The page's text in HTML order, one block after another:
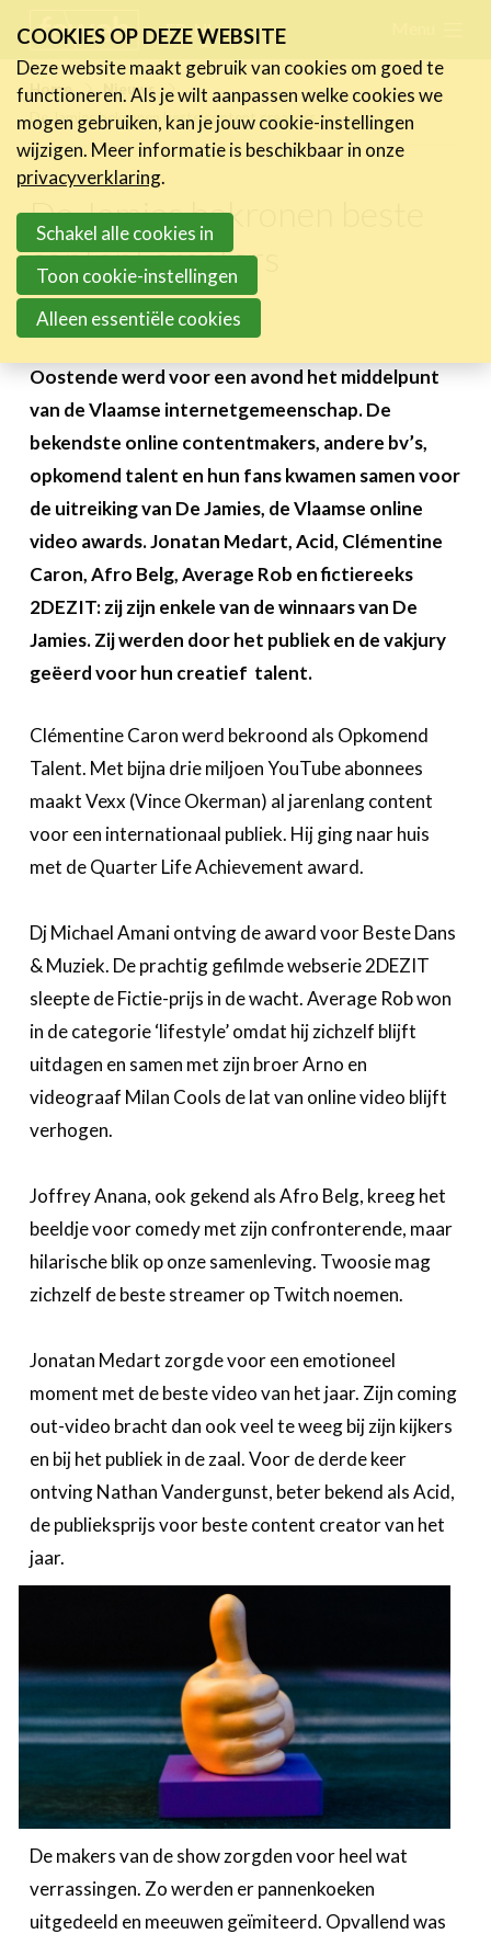
links
Jump
to
navigation
to
main
content
FR NL
Home
Nieuws
De Jamies bekronen beste content creators
De Jamies bekronen beste
content creators
3 februari 2023
Oostende werd voor een avond het middelpunt
van de Vlaamse internetgemeenschap. De
bekendste online contentmakers, andere bv’s,
opkomend talent en hun fans kwamen samen voor
de uitreiking van De Jamies, de Vlaamse online
video awards. Jonatan Medart, Acid, Clémentine
Caron, Afro Belg, Average Rob en fictiereeks
2DEZIT: zij zijn enkele van de winnaars van De
Jamies. Zij werden door het publiek en de vakjury
geëerd voor hun creatief talent.
Clémentine Caron werd bekroond als Opkomend
Talent. Met bijna drie miljoen YouTube abonnees
maakt Vexx (Vince Okerman) al jarenlang content
voor een internationaal publiek. Hij ging naar huis
met de Quarter Life Achievement award.
Dj Michael Amani ontving de award voor Beste Dans
& Muziek. De prachtig gefilmde webserie 2DEZIT
sleepte de Fictie-prijs in de wacht. Average Rob won
in de categorie ‘lifestyle’ omdat hij zichzelf blijft
uitdagen en samen met zijn broer Arno en
videograaf Milan Cools de lat van online video blijft
verhogen.
Joffrey Anana, ook gekend als Afro Belg, kreeg het
beeldje voor comedy met zijn confronterende, maar
hilarische blik op onze samenleving. Twoosie mag
zichzelf de beste streamer op Twitch noemen.
Jonatan Medart zorgde voor een emotioneel
moment met de beste video van het jaar. Zijn coming
out-video bracht dan ook veel te weeg bij zijn kijkers
en bij het publiek in de zaal. Voor de derde keer
ontving Nathan Vandergunst, beter bekend als Acid,
de publieksprijs voor beste content creator van het
jaar.
De makers van de show zorgden voor heel wat
verrassingen. Zo werden er pannenkoeken
uitgedeeld en meeuwen geïmiteerd. Opvallend was
Nieuws
Nieuwsberichten
FeWeb Videos
Jobs in de sector
Activiteiten
Cases
Expertise
Toolbox
Over FeWeb
Lid worden Account
Zoeken
COOKIES OP DEZE WEBSITE
Deze website maakt gebruik van cookies om goed te
functioneren. Als je wilt aanpassen welke cookies we
mogen gebruiken, kan je jouw cookie-instellingen
wijzigen. Meer informatie is beschikbaar in onze
privacyverklaring.
Schakel alle cookies in
Toon cookie-instellingen
Alleen essentiële cookies